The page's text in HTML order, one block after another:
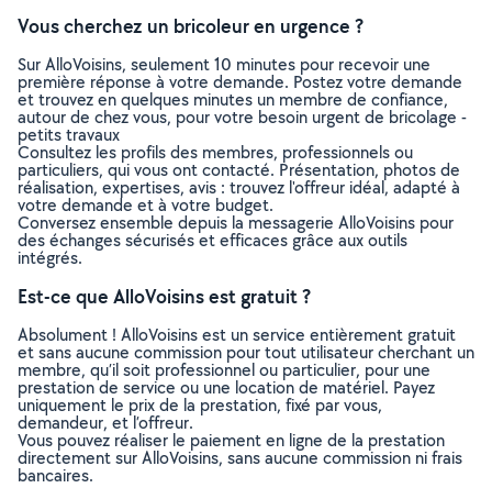
Vous cherchez un bricoleur en urgence ?
Sur AlloVoisins, seulement 10 minutes pour recevoir une
première réponse à votre demande. Postez votre demande
et trouvez en quelques minutes un membre de confiance,
autour de chez vous, pour votre besoin urgent de bricolage -
petits travaux
Consultez les profils des membres, professionnels ou
particuliers, qui vous ont contacté. Présentation, photos de
réalisation, expertises, avis : trouvez l'offreur idéal, adapté à
votre demande et à votre budget.
Conversez ensemble depuis la messagerie AlloVoisins pour
des échanges sécurisés et efficaces grâce aux outils
intégrés.
Est-ce que AlloVoisins est gratuit ?
Absolument ! AlloVoisins est un service entièrement gratuit
et sans aucune commission pour tout utilisateur cherchant un
membre, qu’il soit professionnel ou particulier, pour une
prestation de service ou une location de matériel. Payez
uniquement le prix de la prestation, fixé par vous,
demandeur, et l’offreur.
Vous pouvez réaliser le paiement en ligne de la prestation
directement sur AlloVoisins, sans aucune commission ni frais
bancaires.